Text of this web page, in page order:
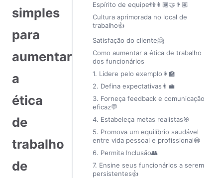
simples
para
aumentar
a
ética
de
trabalho
de
Espírito de equipe👬👩🏾‍🤝‍👨🏽
Cultura aprimorada no local de
trabalho👍
Satisfação do cliente🤗
Como aumentar a ética de trabalho
dos funcionários
1. Lidere pelo exemplo👩‍🏫
2. Defina expectativas👨‍💼
3. Forneça feedback e comunicação
eficaz💬
4. Estabeleça metas realistas🎯
5. Promova um equilíbrio saudável
entre vida pessoal e profissional😁
6. Permita Inclusão👥
7. Ensine seus funcionários a serem
persistentes👍